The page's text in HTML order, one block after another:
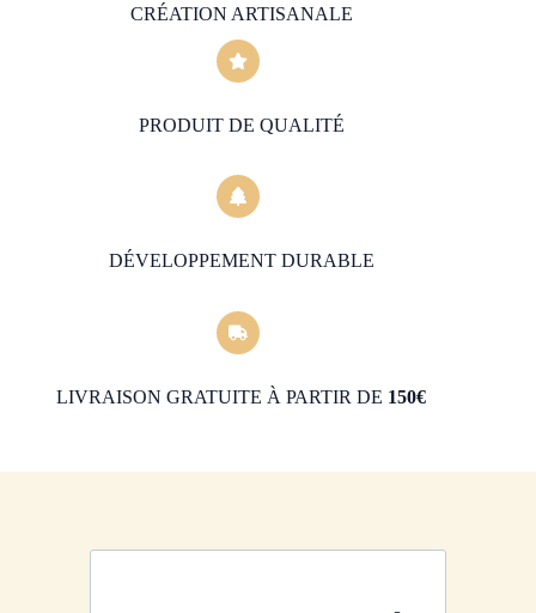
CRÉATION ARTISANALE
PRODUIT DE QUALITÉ
DÉVELOPPEMENT DURABLE
LIVRAISON GRATUITE À PARTIR DE 150€